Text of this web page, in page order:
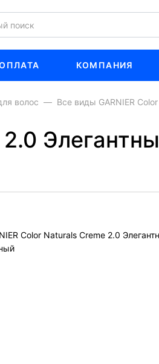
КОМПАНИЯ
волос Все виды GARNIER
2.0
Color Naturals Creme 2.0